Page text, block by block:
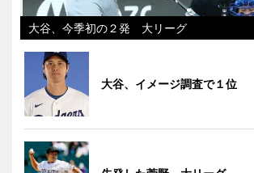
大谷、今季初の２発 大リーグ
大谷、イメージ調査で１位